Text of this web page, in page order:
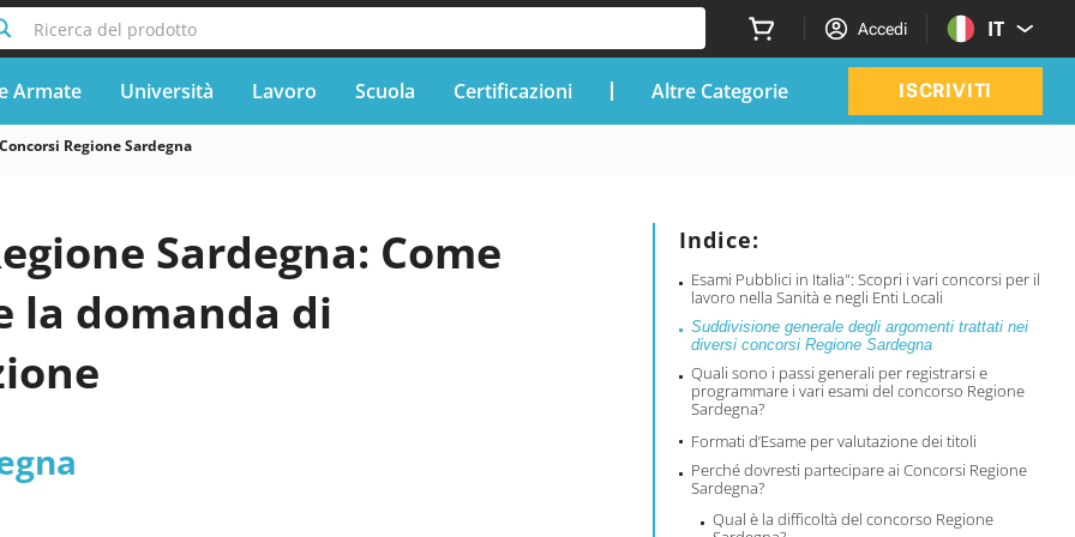
Ricerca del prodotto Accedi IT
Armate Università Lavoro Scuola Certificazioni Altre Categorie ISCRIVITI
Concorsi Regione Sardegna
Indice:
Esami Pubblici in Italia": Scopri i vari concorsi per il
lavoro nella Sanità e negli Enti Locali
Suddivisione generale degli argomenti trattati nei
diversi concorsi Regione Sardegna
Quali sono i passi generali per registrarsi e
programmare i vari esami del concorso Regione
Sardegna?
Formati d’Esame per valutazione dei titoli
Perché dovresti partecipare ai Concorsi Regione
Sardegna?
Qual è la difficoltà del concorso Regione
Sardegna: Come
la domanda di